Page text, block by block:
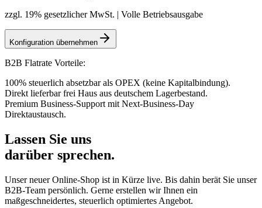
zzgl. 19% gesetzlicher MwSt. | Volle Betriebsausgabe
Konfiguration übernehmen
B2B Flatrate Vorteile:
100% steuerlich absetzbar als OPEX (keine Kapitalbindung).
Direkt lieferbar frei Haus aus deutschem Lagerbestand.
Premium Business-Support mit Next-Business-Day
Direktaustausch.
Lassen Sie uns
darüber sprechen.
Unser neuer Online-Shop ist in Kürze live. Bis dahin berät Sie unser
B2B-Team persönlich. Gerne erstellen wir Ihnen ein
maßgeschneidertes, steuerlich optimiertes Angebot.